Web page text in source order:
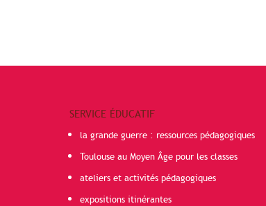
SERVICE ÉDUCATIF
la grande guerre : ressources pédagogiques
Toulouse au Moyen Âge pour les classes
ateliers et activités pédagogiques
expositions itinérantes